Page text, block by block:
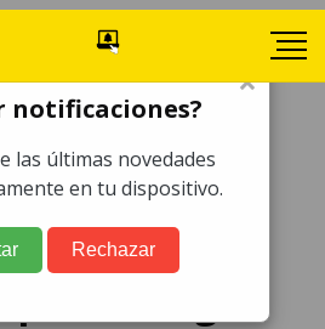
el balón
la fase final
League
×
notificaciones?
las últimas novedades
en tu dispositivo.
Rechazar